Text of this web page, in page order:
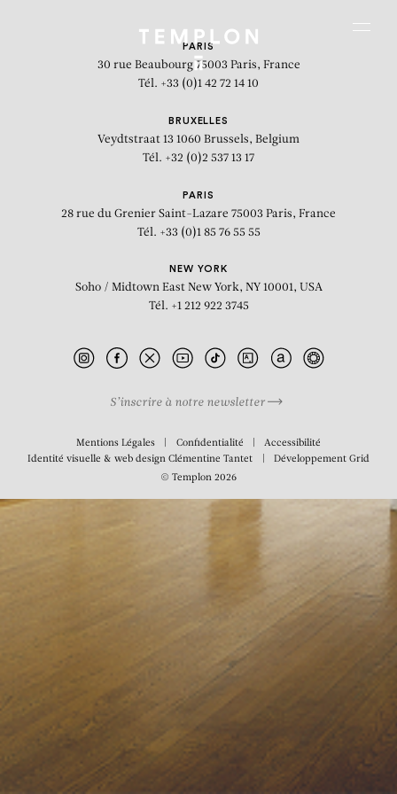
PARIS
30 rue Beaubourg 75003 Paris, France
Tél. +33 (0)1 42 72 14 10
BRUXELLES
Veydtstraat 13 1060 Brussels, Belgium
Tél. +32 (0)2 537 13 17
PARIS
28 rue du Grenier Saint-Lazare 75003 Paris, France
Tél. +33 (0)1 85 76 55 55
NEW YORK
Soho / Midtown East New York, NY 10001, USA
Tél. +1 212 922 3745
S’inscrire à notre newsletter
Mentions Légales Confidentialité
Accessibilité
Identité visuelle & web designClémentine Tantet Développement Grid
© Templon 2026